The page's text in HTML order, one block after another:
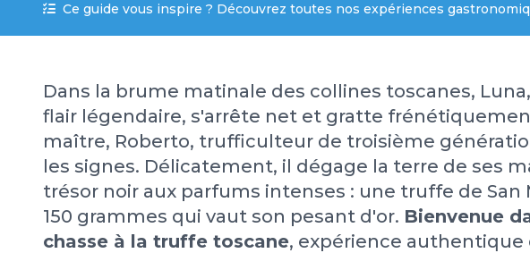
Ce guide vous inspire ? Découvrez toutes nos expériences
Dans la brume matinale des collines toscanes,
flair légendaire, s'arrête net et gratte
maître, Roberto, trufficulteur de troisième
les signes. Délicatement, il dégage la terre de ses
trésor noir aux parfums intenses : une truffe de
150 grammes qui vaut son pesant d'or. Bienvenue
chasse à la truffe toscane, expérience